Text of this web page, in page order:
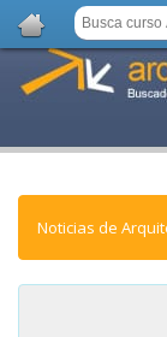
Noticias de